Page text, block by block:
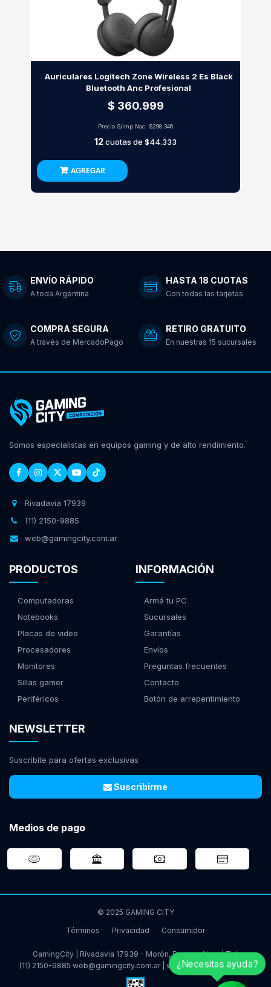
Auriculares Logitech Zone Wireless 2 Es Black
Bluetooth Anc Profesional
$ 360.999
Precio S/Imp.Nac. $298.346
12cuotas de $44.333
AGREGAR
ENVÍO RÁPIDO
A toda Argentina
HASTA 18 CUOTAS
Con todas las tarjetas
COMPRA SEGURA
A través de MercadoPago
RETIRO GRATUITO
En nuestras 15 sucursales
Somos especialistas en equipos gaming y de alto rendimiento.
Rivadavia 17939
(11) 2150-9885
web@gamingcity.com.ar
PRODUCTOS
Computadoras
Notebooks
Placas de video
Procesadores
Monitores
Sillas gamer
Periféricos
INFORMACIÓN
Armá tu PC
Sucursales
Garantías
Envíos
Preguntas frecuentes
Contacto
Botón de arrepentimiento
NEWSLETTER
Suscribite para ofertas exclusivas
Suscribirme
Medios de pago
© 2025 GAMING CITY
Términos
Privacidad Consumidor
GamingCity | Rivadavia 17939 - Morón, Buenos Aires | Tel:
(11) 2150-9885 web@gamingcity.com.ar www.gamingcity.com.ar
¿Necesitas ayuda?